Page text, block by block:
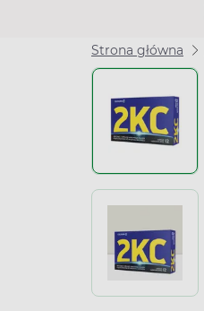
Strona główna